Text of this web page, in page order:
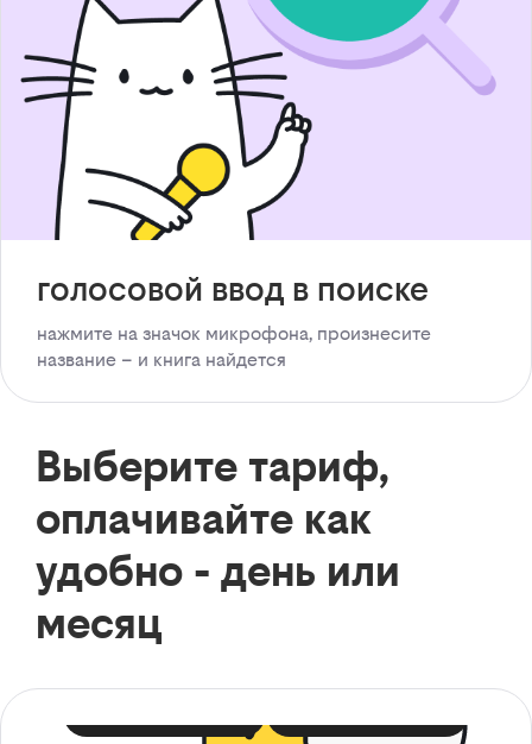
голосовой ввод в поиске
нажмите на значок микрофона, произнесите
название – и книга найдется
Выберите тариф,
оплачивайте как
удобно - день или
месяц